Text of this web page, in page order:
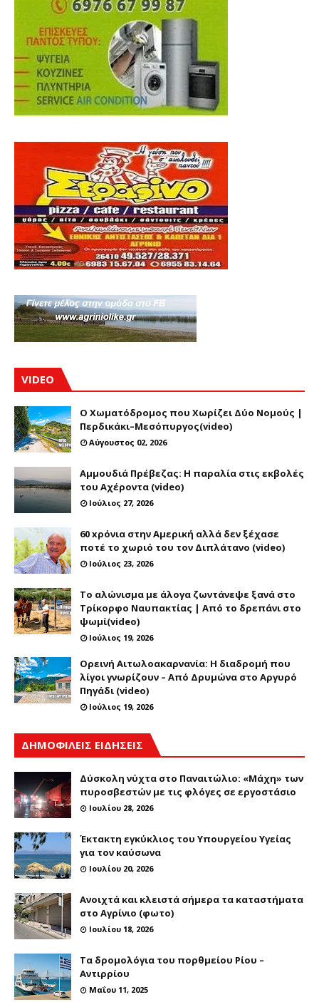
VIDEO
Ο Χωματόδρομος που Χωρίζει Δύο Νομούς |
Περδικάκι–Μεσόπυργος(video)
Αύγουστος 02, 2026
Αμμουδιά Πρέβεζας: Η παραλία στις εκβολές
του Αχέροντα (video)
Ιούλιος 27, 2026
60 xρόνια στην Αμερική αλλά δεν ξέχασε
ποτέ το χωριό του τον Διπλάτανο (video)
Ιούλιος 23, 2026
Το αλώνισμα με άλογα ζωντάνεψε ξανά στο
Τρίκορφο Ναυπακτίας | Από το δρεπάνι στο
ψωμί(video)
Ιούλιος 19, 2026
Ορεινή Αιτωλοακαρνανία: Η διαδρομή που
λίγοι γνωρίζουν – Από Δρυμώνα στο Αργυρό
Πηγάδι (video)
Ιούλιος 19, 2026
ΔΗΜΟΦΙΛΕΙΣ ΕΙΔΗΣΕΙΣ
Δύσκολη νύχτα στο Παναιτώλιο: «Μάχη» των
πυροσβεστών με τις φλόγες σε εργοστάσιο
Ιουλίου 28, 2026
Έκτακτη εγκύκλιος του Υπουργείου Υγείας
για τον καύσωνα
Ιουλίου 20, 2026
Ανοιχτά και κλειστά σήμερα τα καταστήματα
στο Αγρίνιο (φωτο)
Ιουλίου 18, 2026
Τα δρομολόγια του πορθμείου Ρίου –
Αντιρρίου
Μαΐου 11, 2025